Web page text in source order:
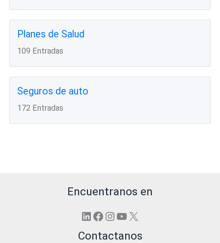
Planes de Salud
109 Entradas
Seguros de auto
172 Entradas
Encuentranos en
LinkedIn
Facebook
Instagram
YouTube
X
Contactanos